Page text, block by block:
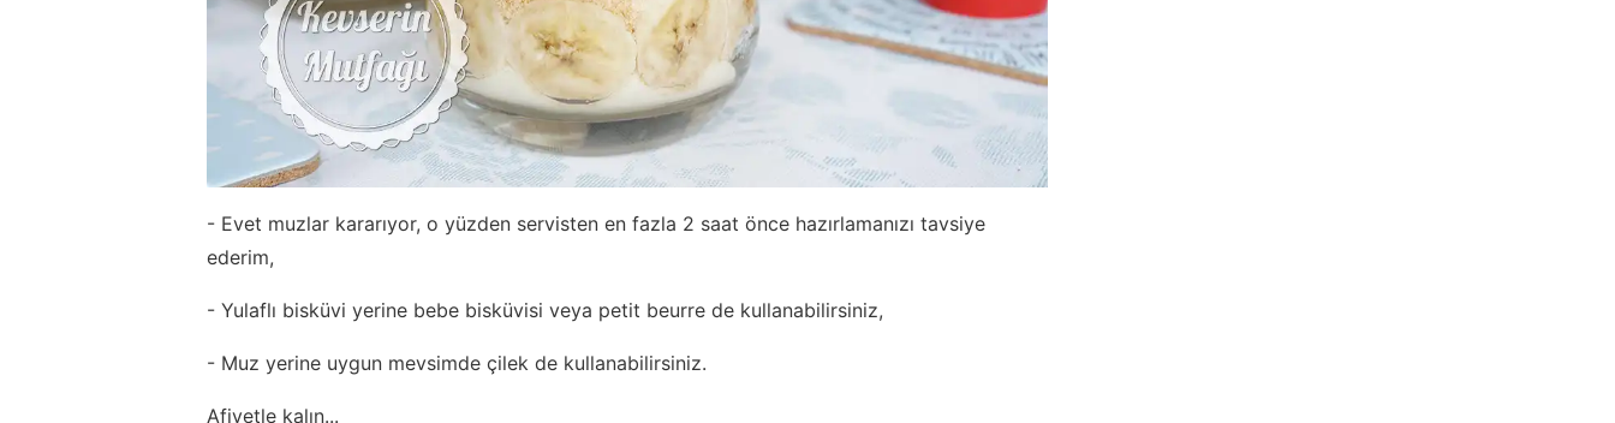
- Evet muzlar kararıyor, o yüzden servisten en fazla 2 saat önce hazırlamanızı tavsiye
ederim,
- Yulaflı bisküvi yerine bebe bisküvisi veya petit beurre de kullanabilirsiniz,
- Muz yerine uygun mevsimde çilek de kullanabilirsiniz.
Afiyetle kalın...